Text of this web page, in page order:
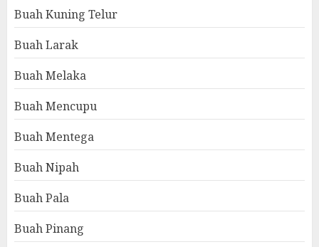
Buah Kuning Telur
Buah Larak
Buah Melaka
Buah Mencupu
Buah Mentega
Buah Nipah
Buah Pala
Buah Pinang